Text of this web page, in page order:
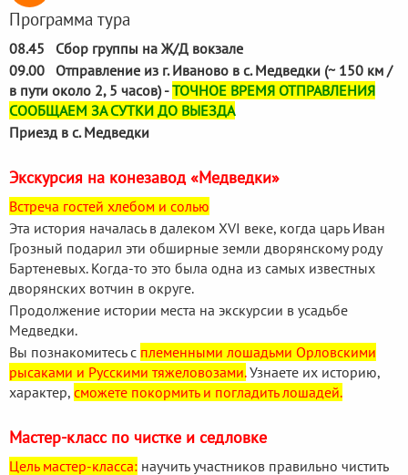
Программа тура
08.45 Сбор группы на Ж/Д вокзале
09.00 Отправление из г. Иваново в с. Медведки (~ 150 км /
в пути около 2, 5 часов) -ТОЧНОЕ ВРЕМЯ ОТПРАВЛЕНИЯ
СООБЩАЕМ ЗА СУТКИ ДО ВЫЕЗДА
Приезд в с. Медведки
Экскурсия на конезавод «Медведки»
Встреча гостей хлебом и солью
Эта история началась в далеком ХVI веке, когда царь Иван
Грозный подарил эти обширные земли дворянскому роду
Бартеневых. Когда-то это была одна из самых известных
дворянских вотчин в округе.
Продолжение истории места на экскурсии в усадьбе
Медведки.
Вы познакомитесь с племенными лошадьми Орловскими
рысаками и Русскими тяжеловозами.Узнаете их историю,
характер, сможете покормить и погладить лошадей.
Мастер-класс по чистке и седловке
Цель мастер-класса: научить участников правильно чистить